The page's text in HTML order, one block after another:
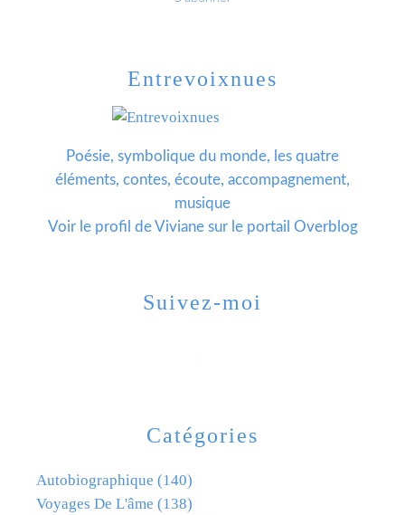
Catégories
Autobiographique (140)
Voyages De L'âme (138)
Entrevoixnues
Poésie, symbolique du monde, les quatre
éléments, contes, écoute, accompagnement,
musique
Voir le profil deVivianesur le portail Overblog
Suivez-moi